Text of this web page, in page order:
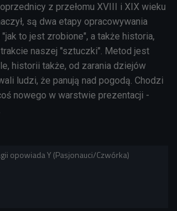
z przełomu XVIII i XIX wieku
są dwa etapy opracowywania
to jest zrobione", a także historia,
naszej "sztuczki". Metod jest
historii także, od zarania dziejów
ludzi, że panują nad pogodą. Chodzi
nowego w warstwie prezentacji -
opowiada Y (Pasjonauci/Czwórka)